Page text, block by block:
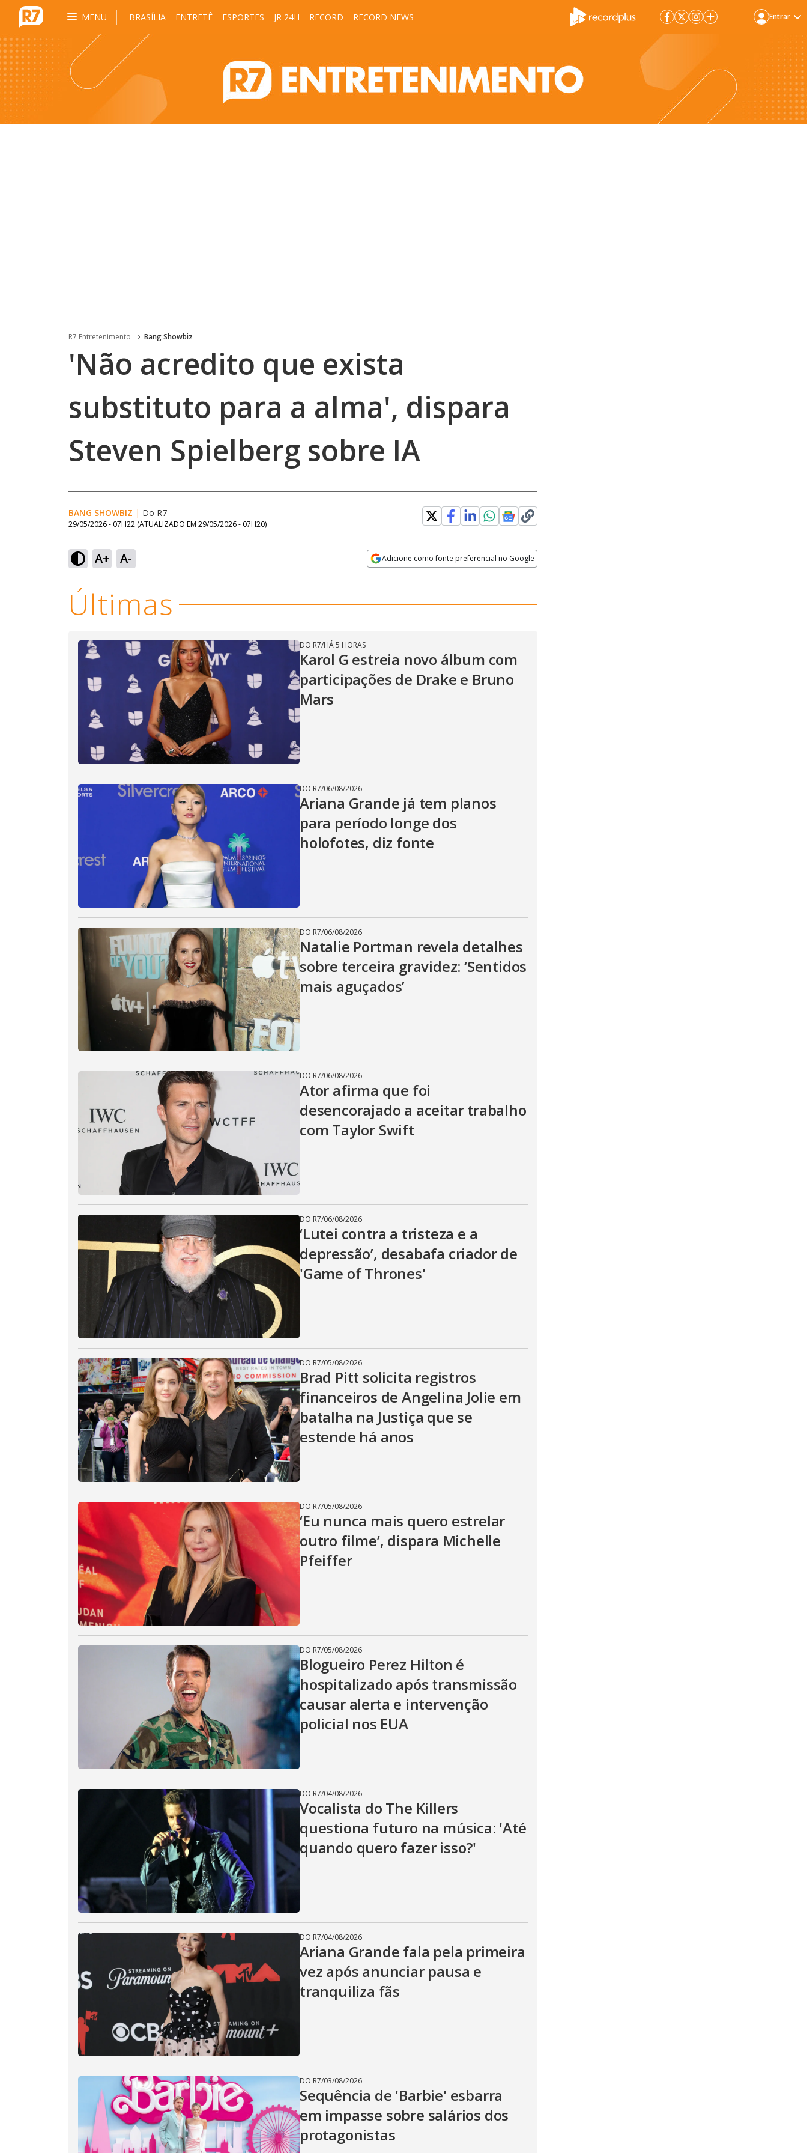
MENU BRASÍLIA ENTRETÊ ESPORTES JR 24H RECORD RECORD NEWS Entrar
R7 Entretenimento Bang Showbiz
'​Não acredito que exista
substituto para a alma', dispara
Steven Spielberg sobre IA
BANG SHOWBIZ | Do R7
29/05/2026 - 07H22 (ATUALIZADO EM 29/05/2026 - 07H20)
A+ A- Adicione como fonte preferencial no Google
Ativar
Som
Velocidade
Últimas
DO R7/HÁ 5 HORAS
Karol G estreia novo álbum com
participações de Drake e Bruno
Mars
DO R7/06/08/2026
Ariana Grande já tem planos
para período longe dos
holofotes, diz fonte
DO R7/06/08/2026
Natalie Portman revela detalhes
sobre terceira gravidez: ‘Sentidos
mais aguçados’
DO R7/06/08/2026
Ator afirma que foi
desencorajado a aceitar trabalho
com Taylor Swift
DO R7/06/08/2026
‘Lutei contra a tristeza e a
depressão’, desabafa criador de
'Game of Thrones'
DO R7/05/08/2026
Brad Pitt solicita registros
financeiros de Angelina Jolie em
batalha na Justiça que se
estende há anos
DO R7/05/08/2026
‘Eu nunca mais quero estrelar
outro filme’, dispara Michelle
Pfeiffer
DO R7/05/08/2026
Blogueiro Perez Hilton é
hospitalizado após transmissão
causar alerta e intervenção
policial nos EUA
DO R7/04/08/2026
Vocalista do The Killers
questiona futuro na música: 'Até
quando quero fazer isso?'
DO R7/04/08/2026
Ariana Grande fala pela primeira
vez após anunciar pausa e
tranquiliza fãs
DO R7/03/08/2026
Sequência de 'Barbie' esbarra
em impasse sobre salários dos
protagonistas